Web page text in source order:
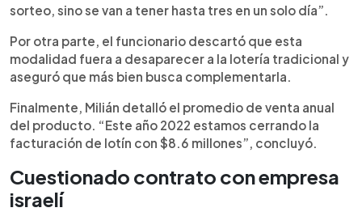
sorteo, sino se van a tener hasta tres en un solo día”.
Por otra parte, el funcionario descartó que esta
modalidad fuera a desaparecer a la lotería tradicional y
aseguró que más bien busca complementarla.
Finalmente, Milián detalló el promedio de venta anual
del producto. “Este año 2022 estamos cerrando la
facturación de lotín con $8.6 millones”, concluyó.
Cuestionado contrato con empresa
israelí